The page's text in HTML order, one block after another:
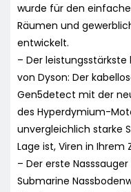
wurde für den
Räumen und
entwickelt.
– Der
von Dyson: Der
Gen5detect mit der
des Hyperdymium-
unvergleichlich starke
Lage ist, Viren in
– Der erste
Submarine